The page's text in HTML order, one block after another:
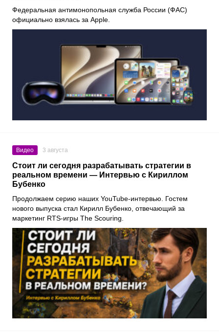
Федеральная антимонопольная служба России (ФАС)
официально взялась за Apple.
Видео 3 августа
Cтоит ли сегодня разрабатывать стратегии в
реальном времени — Интервью с Кириллом
Бубенко
Продолжаем серию наших YouTube-интервью. Гостем
нового выпуска стал Кирилл Бубенко, отвечающий за
маркетинг RTS-игры The Scouring.